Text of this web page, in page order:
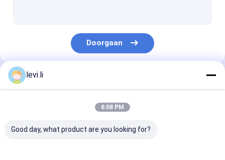
Verzoek om een Citaat
Extrusie blaasvormmachine
Doorgaan
Onze Categorieën
levi.li
6:08 PM
Good day, what product are you looking for?